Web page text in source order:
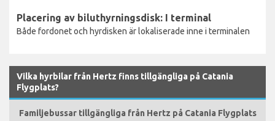
Placering av biluthyrningsdisk: I terminal
Både fordonet och hyrdisken är lokaliserade inne i terminalen
Vilka hyrbilar från Hertz finns tillgängliga på Catania
Flygplats?
Familjebussar tillgängliga från Hertz på Catania Flygplats